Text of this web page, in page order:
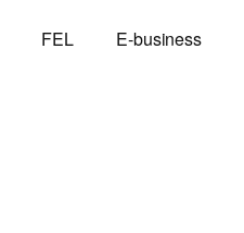
FEL E-business